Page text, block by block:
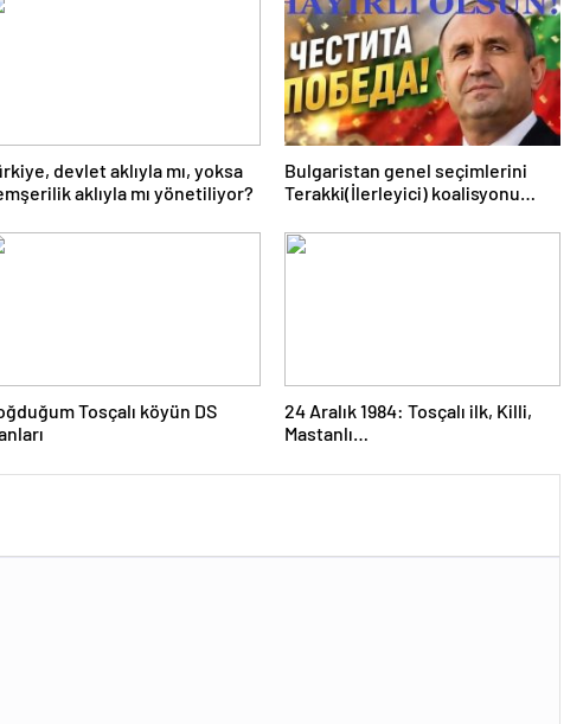
devlet aklıyla mı, yoksa
aklıyla mı yönetiliyor?
Bulgaristan genel seçimlerini
Terakki(İlerleyici) koalisyonu
Tosçalı köyün DS
24 Aralık 1984: Tosçalı ilk, Killi,
Mastanlı…